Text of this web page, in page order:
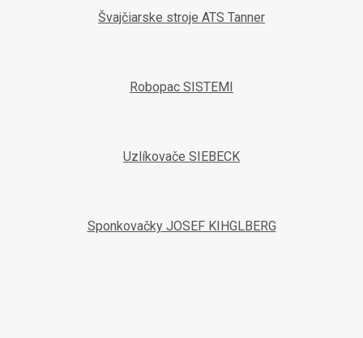
Švajčiarske stroje ATS Tanner
Robopac SISTEMI
Uzlíkovače SIEBECK
Sponkovačky JOSEF KIHGLBERG